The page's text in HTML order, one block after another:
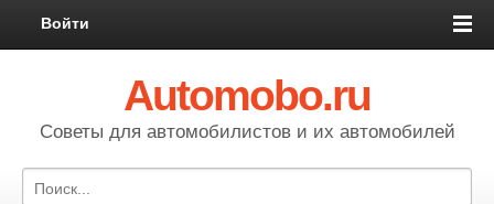
Войти
Automobo.ru
Cоветы для автомобилистов и их автомобилей